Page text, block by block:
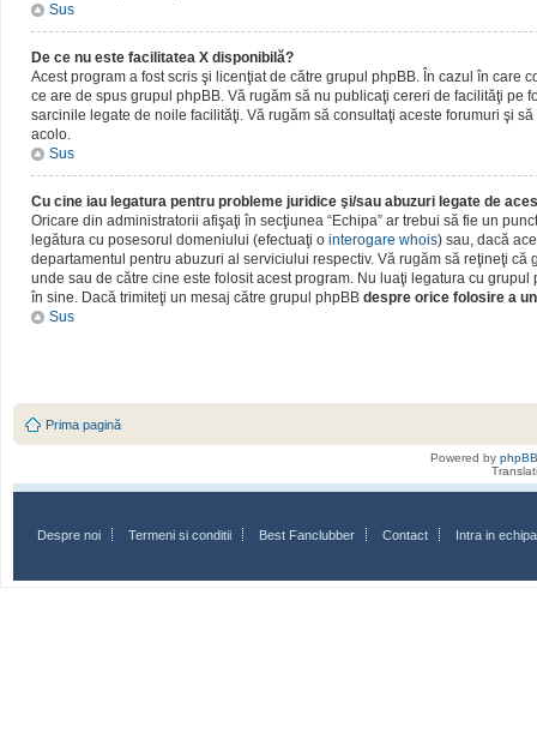
Sus
De ce nu este facilitatea X disponibilă?
Acest program a fost scris şi licenţiat de către grupul phpBB. În cazul în care
ce are de spus grupul phpBB. Vă rugăm să nu publicaţi cereri de facilităţi
sarcinile legate de noile facilităţi. Vă rugăm să consultaţi aceste forumuri şi
acolo.
Sus
Cu cine iau legatura pentru probleme juridice şi/sau abuzuri legate de
Oricare din administratorii afişaţi în secţiunea “Echipa” ar trebui să fie un
legătura cu posesorul domeniului (efectuaţi o interogare whois) sau, dacă
departamentul pentru abuzuri al serviciului respectiv. Vă rugăm să reţineţi că
unde sau de către cine este folosit acest program. Nu luaţi legatura cu
în sine. Dacă trimiteţi un mesaj către grupul phpBB despre orice folosire a
Sus
Prima pagină
Powered by phpBB
Despre noi Termeni si conditii Best Fanclubber Contact Intra in